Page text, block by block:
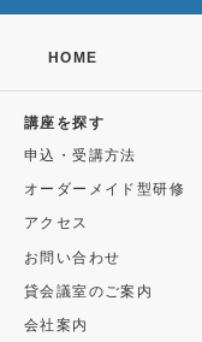
HOME
講座を探す
申込・受講方法
オーダーメイド型研修
アクセス
お問い合わせ
貸会議室のご案内
会社案内